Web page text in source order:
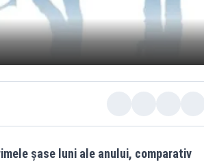
şase luni ale anului, comparativ